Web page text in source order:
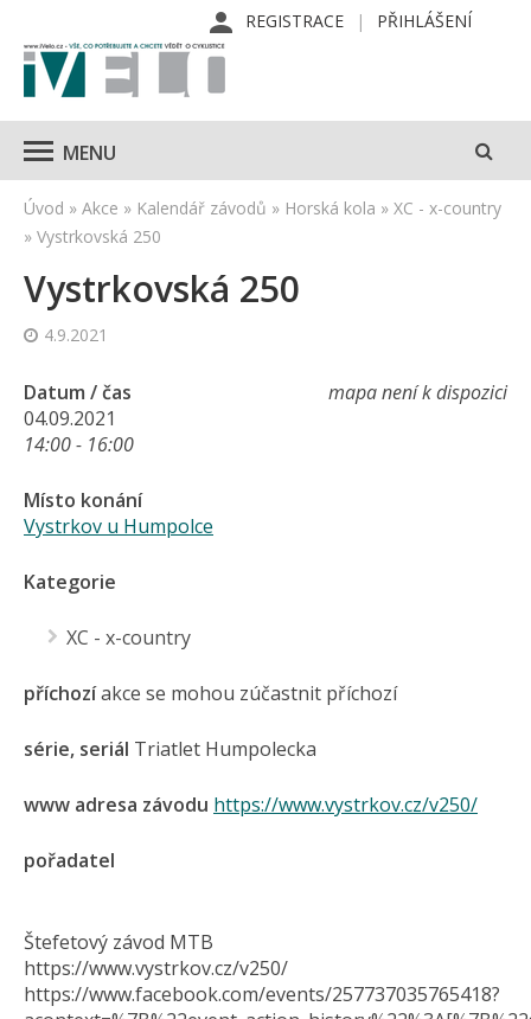
REGISTRACE PŘIHLÁŠENÍ
MENU
Úvod » Akce » Kalendář závodů » Horská kola » XC - x-country
» Vystrkovská 250
Vystrkovská 250
4.9.2021
mapa není k dispozici
Datum / čas
04.09.2021
14:00 - 16:00
Místo konání
Vystrkov u Humpolce
Kategorie
XC - x-country
příchozíakce se mohou zúčastnit příchozí
série, seriál Triatlet Humpolecka
www adresa závodu https://www.vystrkov.cz/v250/
pořadatel
Štefetový závod MTB
https://www.vystrkov.cz/v250/
https://www.facebook.com/events/257737035765418?